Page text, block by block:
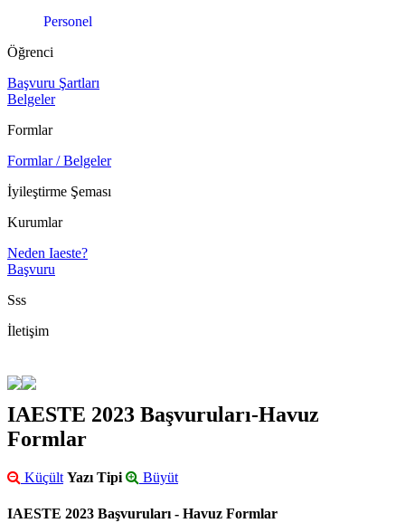
Personel
Öğrenci
Başvuru Şartları
Belgeler
Formlar
Formlar / Belgeler
İyileştirme Şeması
Kurumlar
Neden Iaeste?
Başvuru
Sss
İletişim
IAESTE 2023 Başvuruları-Havuz
Formlar
Küçült Yazı Tipi Büyüt
IAESTE 2023 Başvuruları - Havuz Formlar